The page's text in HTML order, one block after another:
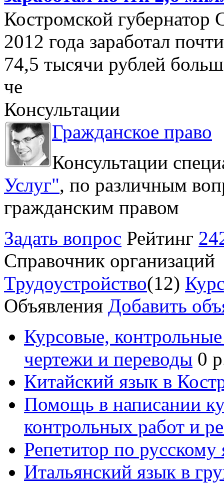
Костромской губернатор
2012 года заработал
74,5 тысячи рублей
че
Консультации
Гражданское право
Консультации
Услуг", по различным
гражданским правом
Задать вопрос Рейтинг
Справочник организаций
Трудоустройство(12)
Объявления Добавить
Курсовые,
чертежи и переводы 0
Китайский язык в
Помощь в написании
контрольных работ и
Репетитор по русскому
Итальянский язык в